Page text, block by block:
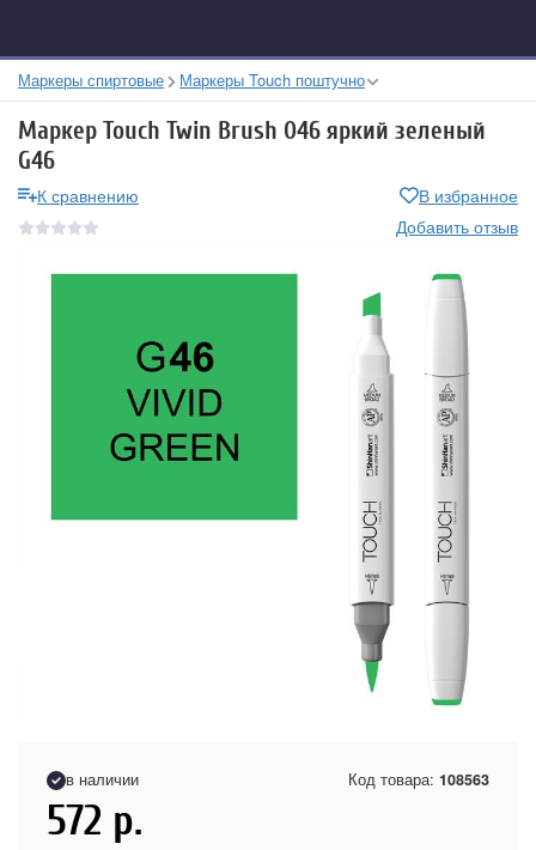
Маркеры спиртовые Маркеры Touch поштучно
Маркер Touch Twin Brush 046 яркий зеленый
G46
К сравнению
В избранное
Добавить отзыв
в наличии Код товара: 108563
572 р.